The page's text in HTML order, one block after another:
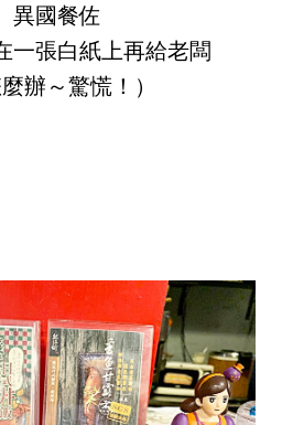
異國餐佐
一張白紙上再給老闆
辦～驚慌！）